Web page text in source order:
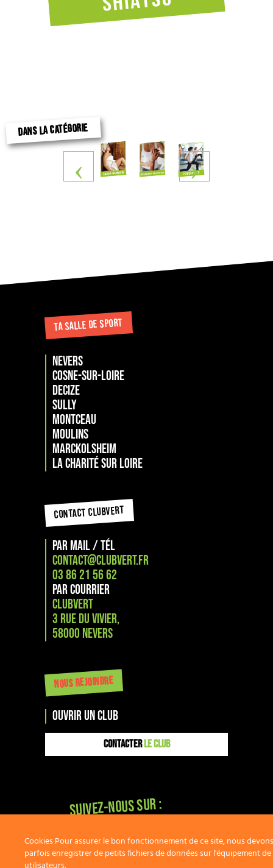
DANS LA CATÉGORIE
TA SALLE DE SPORT
NEVERS
COSNE-SUR-LOIRE
DECIZE
SULLY
MONTCEAU
MOULINS
Marckolsheim
La Charité sur loire
CONTACT CLUBVERT
PAR MAIL / TÉL
CONTACT@CLUBVERT.FR
03 86 21 56 62
PAR COURRIER
CLUBVERT
3 RUE DU VIVIER,
58000 NEVERS
NOUS REJOINDRE
OUVRIR UN CLUB
CONTACTER LE CLUB
Suivez-nous sur :
Cookies Pour assurer le bon fonctionnement de ce site, nous devons
parfois enregistrer de petits fichiers de données sur l'équipement